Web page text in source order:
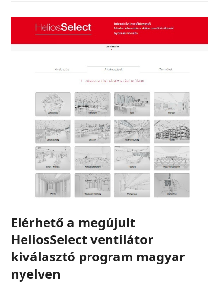
Elérhető a megújult
HeliosSelect ventilátor
kiválasztó program magyar
nyelven